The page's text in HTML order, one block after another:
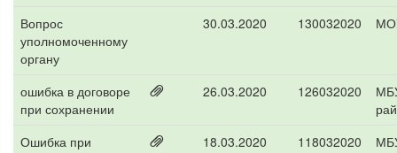
Вопрос
уполномоченному
органу
30.03.2020 130032020
ошибка в договоре
при сохранении
26.03.2020 126032020
Ошибка при
18.03.2020 118032020